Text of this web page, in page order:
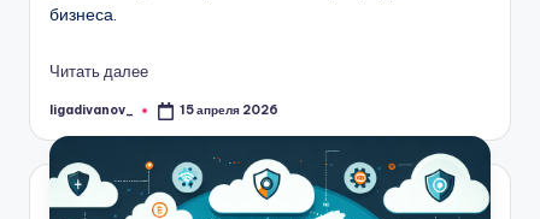
бизнеса.
Читать далее
Запись
ligadivanov_ 15 апреля 2026